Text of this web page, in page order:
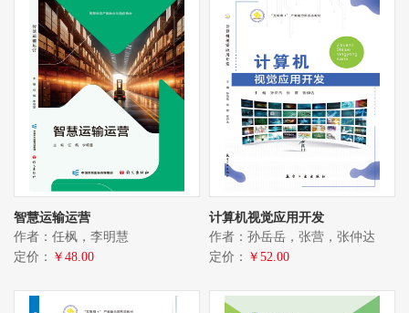
智慧运输运营
作者：任枫，李明慧
定价： ￥48.00
计算机视觉应用开发
作者：孙岳岳，张营，张仲达
定价： ￥52.00